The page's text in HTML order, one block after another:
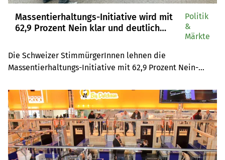
Massentierhaltungs-Initiative wird mit
62,9 Prozent Nein klar und deutlich
Die Schweizer StimmürgerInnen lehnen die
Massentierhaltungs-Initiative mit 62,9 Prozent Nein-
und am Ständemehr gescheitert, als einziger Kanton
stimmte Basel-Stadt für die Initiative. Die Initianten
sind enttäuscht, Bauernpräsident Markus Ritter wertet
das Nein im Video-Interview als ein Ja zur
Landwirtschaft.
Politik
&
Märkte